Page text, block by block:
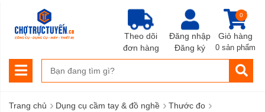
Đăng nhập
Đăng ký
Giỏ hàng
0
0 sản phẩm
Theo dõi
đơn hàng
Trang chủ › Dụng cụ cầm tay & đồ nghề › Thước đo ›